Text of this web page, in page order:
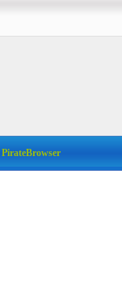
PirateBrowser